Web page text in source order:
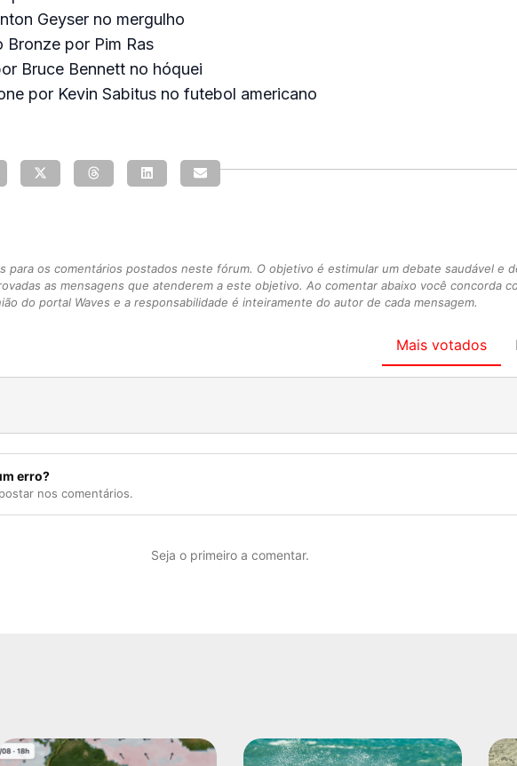
Geyser no mergulho
Bronze por Pim Ras
Bruce Bennett no hóquei
por Kevin Sabitus no futebol americano
para os comentários postados neste fórum. O objetivo é estimular um debate saudável e
as mensagens que atenderem a este objetivo. Ao comentar abaixo você concorda
do portal Waves e a responsabilidade é inteiramente do autor de cada mensagem.
Mais votados
erro?
nos comentários.
Seja o primeiro a comentar.